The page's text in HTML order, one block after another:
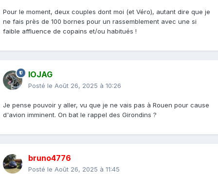
Pour le moment, deux couples dont moi (et Véro), autant dire que je
ne fais près de 100 bornes pour un rassemblement avec une si
faible affluence de copains et/ou habitués !
IOJAG
Posté le Août 26, 2025 à 10:26
Je pense pouvoir y aller, vu que je ne vais pas à Rouen pour cause
d'avion imminent. On bat le rappel des Girondins ?
bruno4776
Posté le Août 26, 2025 à 11:45